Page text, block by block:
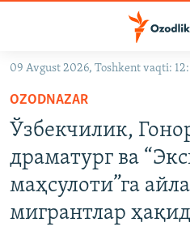
Асосий
навигацияга
ўтинг
Қидиришга
ўтинг
OZODVIDEO
На русском
09 Avgust 2026, Toshkent vaqti:
OZODNAZAR
Ўзбекчилик,
драматург ва
маҳсулоти”га
мигрантлар